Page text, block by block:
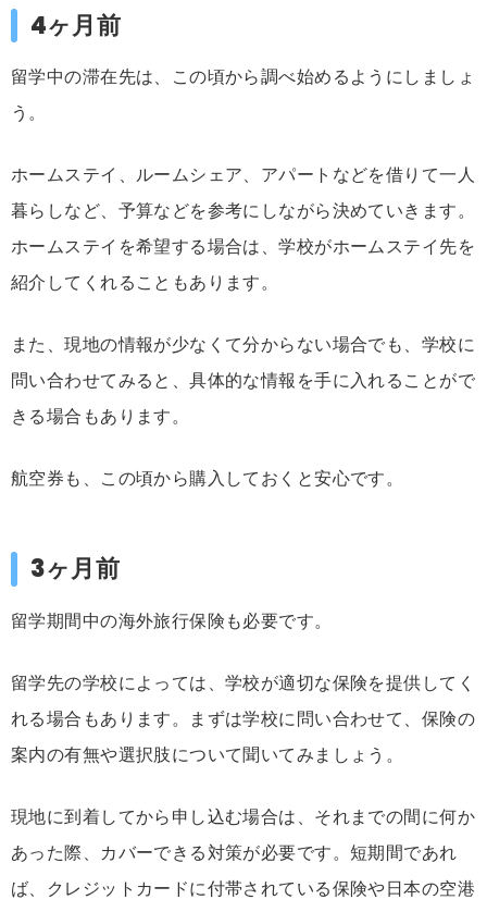
4ヶ月前
留学中の滞在先は、この頃から調べ始めるようにしましょ
う。
ホームステイ、ルームシェア、アパートなどを借りて一人
暮らしなど、予算などを参考にしながら決めていきます。
ホームステイを希望する場合は、学校がホームステイ先を
紹介してくれることもあります。
また、現地の情報が少なくて分からない場合でも、学校に
問い合わせてみると、具体的な情報を手に入れることがで
きる場合もあります。
航空券も、この頃から購入しておくと安心です。
3ヶ月前
留学期間中の海外旅行保険も必要です。
留学先の学校によっては、学校が適切な保険を提供してく
れる場合もあります。まずは学校に問い合わせて、保険の
案内の有無や選択肢について聞いてみましょう。
現地に到着してから申し込む場合は、それまでの間に何か
あった際、カバーできる対策が必要です。短期間であれ
ば、クレジットカードに付帯されている保険や日本の空港